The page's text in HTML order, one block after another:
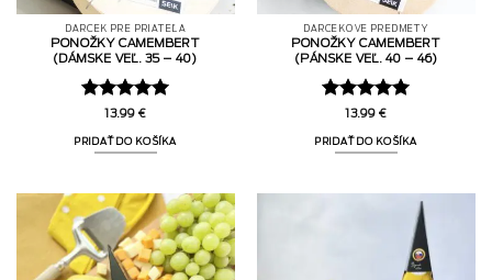
DARČEK PRE PRIATEĽA
PONOŽKY CAMEMBERT
(DÁMSKE VEĽ. 35 – 40)
Hodnotenie
13.99 €
PRIDAŤ DO KOŠÍKA
DARČEKOVÉ PREDMETY
PONOŽKY CAMEMBERT
(PÁNSKE VEĽ. 40 – 46)
Hodnotenie
13.99 €
PRIDAŤ DO KOŠÍKA